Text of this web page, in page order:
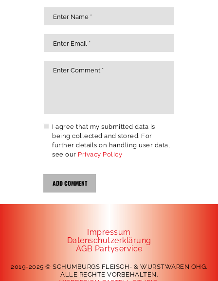
I agree that my submitted data is
being collected and stored. For
further details on handling user data,
see our Privacy Policy
Impressum
Datenschutzerklärung
AGB Partyservice
2019-2025 © SCHUMBURGS FLEISCH- & WURSTWAREN OHG.
ALLE RECHTE VORBEHALTEN.